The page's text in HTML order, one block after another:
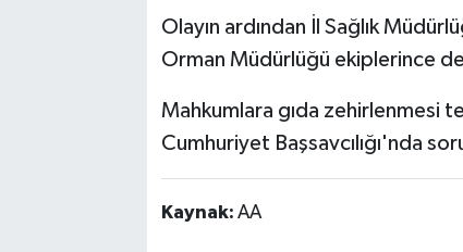
Olayın ardından İl Sağlık
Orman Müdürlüğü ekiplerince de
Mahkumlara gıda zehirlenmesi
Cumhuriyet Başsavcılığı'nda
Kaynak: AA